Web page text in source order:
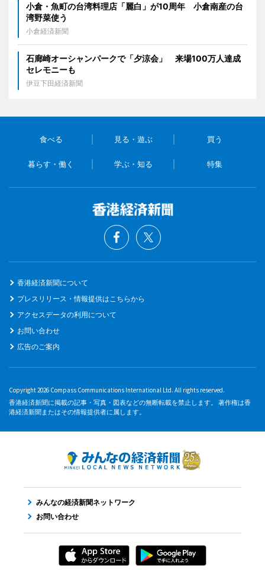
小倉・魚町の台湾料理店「麗白」が10周年 小倉南産の台
湾野菜使う
小倉経済新聞
石廊崎オーシャンパークで「夕涼会」 来場100万人達成
セレモニーも
伊豆下田経済新聞
食べる 見る・遊ぶ 買う
暮らす・働く 学ぶ・知る 特集
香港経済新聞について
プレスリリース・情報提供はこちらから
アクセスデータの利用について
お問い合わせ
広告のご案内
Copyright 2026 Compass Communications International Ltd. All rights reserved.
香港経済新聞に掲載の記事・写真・図表などの無断転載を禁止します。 著作権は香
港経済新聞またはその情報提供者に属します。
みんなの経済新聞ネットワーク
お問い合わせ